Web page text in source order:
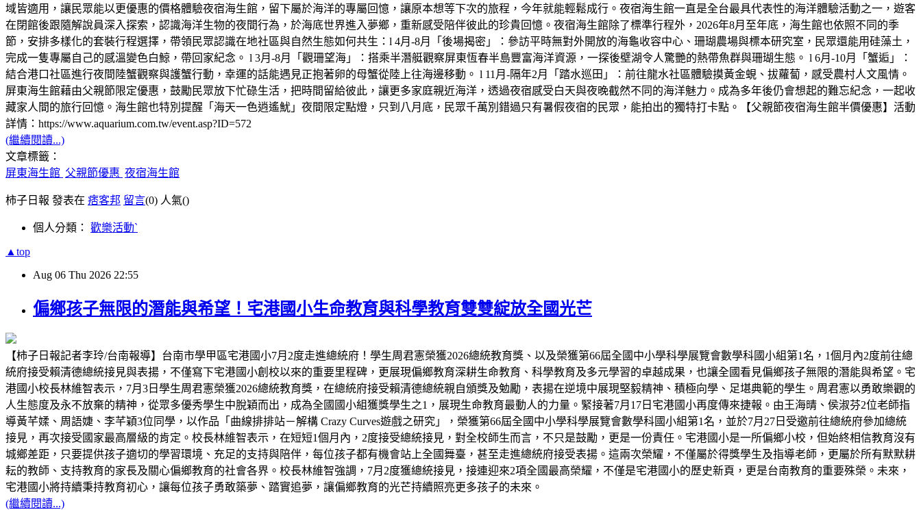
域皆適用，讓民眾能以更優惠的價格體驗夜宿海生館，留下屬於海洋的專屬回憶，讓原本想等下次的旅程，今年就能輕鬆成行。夜宿海生館一直是全台最具代表性的海洋體驗活動之一，遊客
在閉館後跟隨解說員深入探索，認識海洋生物的夜間行為，於海底世界進入夢鄉，重新感受陪伴彼此的珍貴回憶。夜宿海生館除了標準行程外，2026年8月至年底，海生館也依照不同的季
節，安排多樣化的套裝行程選擇，帶領民眾認識在地社區與自然生態如何共生：l 4月-8月「後場揭密」：參訪平時無對外開放的海龜收容中心、珊瑚農場與標本研究室，民眾還能用硅藻土，
完成一隻專屬自己的感溫變色白鯨，帶回家紀念。 l 3月-8月「觀珊望海」：搭乘半潛艇觀察屏東恆春半島豐富海洋資源，一探後壁湖令人驚艷的熱帶魚群與珊瑚生態。 l 6月-10月「蟹逅」：
結合港口社區進行夜間陸蟹觀察與護蟹行動，幸運的話能遇見正抱著卵的母蟹從陸上往海邊移動。 l 11月-隔年2月「踏水巡田」：前往龍水社區體驗摸黃金蜆、拔蘿蔔，感受農村人文風情。
屏東海生館藉由父親節限定優惠，鼓勵民眾放下忙碌生活，把時間留給彼此，讓更多家庭親近海洋，透過夜宿感受白天與夜晚截然不同的海洋魅力。成為多年後仍會想起的難忘紀念，一起收
藏家人間的旅行回憶。海生館也特別提醒「海天一色逍遙魷」夜間限定點燈，只到八月底，民眾千萬別錯過只有暑假夜宿的民眾，能拍出的獨特打卡點。【父親節夜宿海生館半價優惠】活動
詳情：https://www.aquarium.com.tw/event.asp?ID=572
(繼續閱讀...)
文章標籤：
屏東海生館 父親節優惠 夜宿海生館
柿子日報 發表在 痞客邦 留言(0) 人氣()
個人分類： 歡樂活動ˋ
▲top
Aug 06 Thu 2026 22:55
偏鄉孩子無限的潛能與希望！宅港國小生命教育與科學教育雙雙綻放全國光芒
【柿子日報記者李玲/台南報導】台南市學甲區宅港國小7月2度走進總統府！學生周君憲榮獲2026總統教育獎、以及榮獲第66屆全國中小學科學展覽會數學科國小組第1名，1個月內2度前往總
統府接受賴清德總統接見與表揚，不僅寫下宅港國小創校以來的重要里程碑，更展現偏鄉教育深耕生命教育、科學教育及多元學習的卓越成果，也讓全國看見偏鄉孩子無限的潛能與希望。宅
港國小校長林維智表示，7月3日學生周君憲榮獲2026總統教育獎，在總統府接受賴清德總統親自頒獎及勉勵，表揚在逆境中展現堅毅精神、積極向學、足堪典範的學生。周君憲以勇敢樂觀的
人生態度及永不放棄的精神，從眾多優秀學生中脫穎而出，成為全國國小組獲獎學生之1，展現生命教育最動人的力量。緊接著7月17日宅港國小再度傳來捷報。由王海晴、侯淑芬2位老師指
導黃芊媃、周語婕、李芊穎3位同學，以作品「曲線排排站－解構 Crazy Curves遊戲之研究」，榮獲第66屆全國中小學科學展覽會數學科國小組第1名，並於7月27日受邀前往總統府參加總統
接見，再次接受國家最高層級的肯定。校長林維智表示，在短短1個月內，2度接受總統接見，對全校師生而言，不只是鼓勵，更是一份責任。宅港國小是一所偏鄉小校，但始終相信教育沒有
城鄉差距，只要提供孩子適切的學習環境、充足的支持與陪伴，每位孩子都有機會站上全國舞臺，甚至走進總統府接受表揚。這兩次榮耀，不僅屬於得獎學生及指導老師，更屬於所有默默耕
耘的教師、支持教育的家長及關心偏鄉教育的社會各界。校長林維智強調，7月2度獲總統接見，接連迎來2項全國最高榮耀，不僅是宅港國小的歷史新頁，更是台南教育的重要殊榮。未來，
宅港國小將持續秉持教育初心，讓每位孩子勇敢築夢、踏實追夢，讓偏鄉教育的光芒持續照亮更多孩子的未來。
(繼續閱讀...)